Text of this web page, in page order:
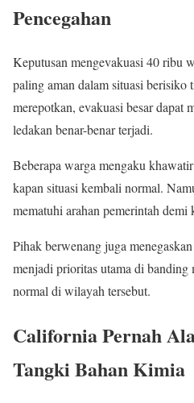
Pencegahan
Keputusan mengevakuasi 40 ribu
paling aman dalam situasi
merepotkan, evakuasi besar dapat
ledakan benar-benar terjadi.
Beberapa warga mengaku
kapan situasi kembali normal.
mematuhi arahan pemerintah demi
Pihak berwenang juga
menjadi prioritas utama di banding
normal di wilayah tersebut.
California Pernah
Tangki Bahan Kimia